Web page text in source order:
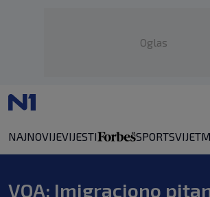
Oglas
NAJNOVIJEVIJESTI SPORTSVIJET
VOA: Imigraciono